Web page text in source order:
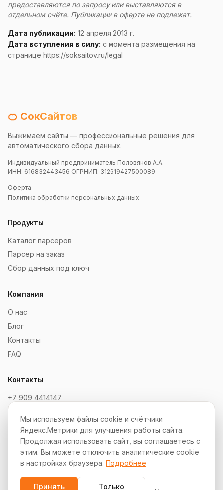
предоставляются по запросу или выставляются в
отдельном счёте. Публикации в оферте не подлежат.
Дата публикации: 12 апреля 2013 г.
Дата вступления в силу: с момента размещения на
странице https://soksaitov.ru/legal
🍊 СокСайтов
Выжимаем сайты — профессиональные решения для
автоматического сбора данных.
Индивидуальный предприниматель Половянов А.А.
ИНН: 616832443456 ОГРНИП: 312619427500089
Оферта
Политика обработки персональных данных
Продукты
Каталог парсеров
Парсер на заказ
Сбор данных под ключ
Компания
О нас
Блог
Контакты
FAQ
Контакты
+7 909 4414147
Telegram: @SokSaitov_bot
Пн–Пт, 10:00–19:00
Партнёрская программа
Мы используем файлы cookie и счётчики
Яндекс.Метрики для улучшения работы сайта.
Продолжая использовать сайт, вы соглашаетесь с
этим. Вы можете отключить аналитические cookie
в настройках браузера. Подробнее
Принять Только